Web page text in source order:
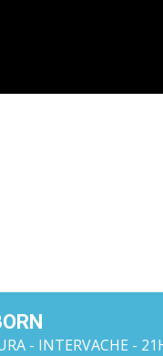
- INTERVACHE -